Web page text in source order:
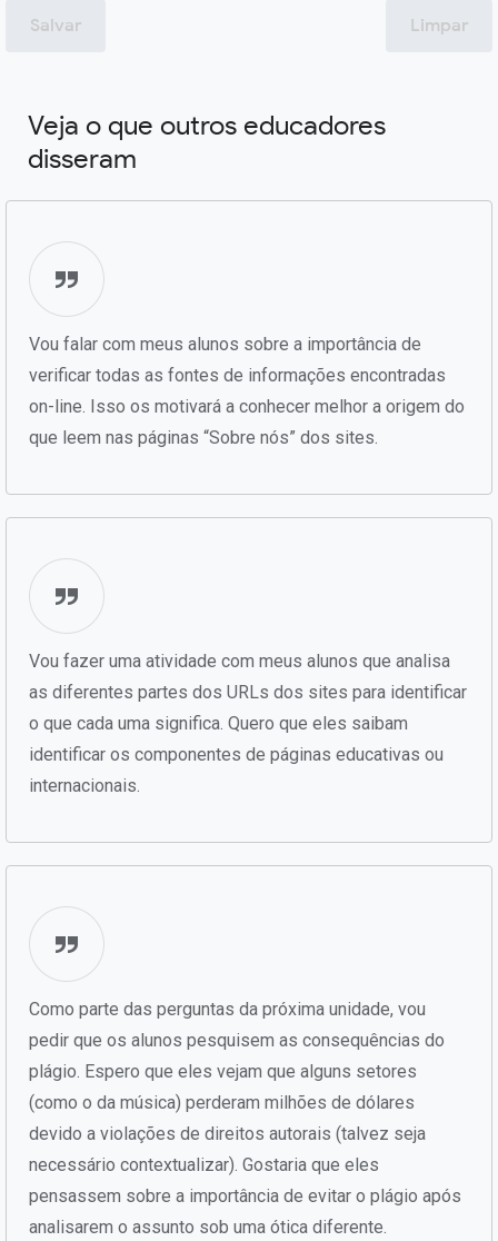
Salvar Limpar
Veja o que outros educadores
disseram
Vou falar com meus alunos sobre a importância de
verificar todas as fontes de informações encontradas
on-line. Isso os motivará a conhecer melhor a origem do
que leem nas páginas “Sobre nós” dos sites.
Vou fazer uma atividade com meus alunos que analisa
as diferentes partes dos URLs dos sites para identificar
o que cada uma significa. Quero que eles saibam
identificar os componentes de páginas educativas ou
internacionais.
Como parte das perguntas da próxima unidade, vou
pedir que os alunos pesquisem as consequências do
plágio. Espero que eles vejam que alguns setores
(como o da música) perderam milhões de dólares
devido a violações de direitos autorais (talvez seja
necessário contextualizar). Gostaria que eles
pensassem sobre a importância de evitar o plágio após
analisarem o assunto sob uma ótica diferente.